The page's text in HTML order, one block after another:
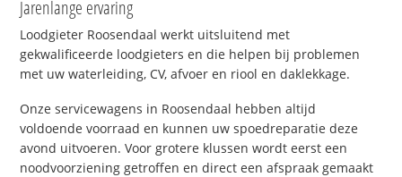
Jarenlange ervaring
Loodgieter Roosendaal werkt uitsluitend met
gekwalificeerde loodgieters en die helpen bij problemen
met uw waterleiding, CV, afvoer en riool en daklekkage.
Onze servicewagens in Roosendaal hebben altijd
voldoende voorraad en kunnen uw spoedreparatie deze
avond uitvoeren. Voor grotere klussen wordt eerst een
noodvoorziening getroffen en direct een afspraak gemaakt